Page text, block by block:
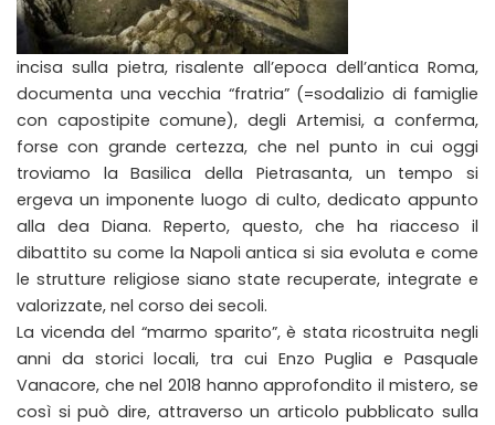
incisa sulla pietra, risalente all’epoca dell’antica Roma,
documenta una vecchia “fratria” (=sodalizio di famiglie
con capostipite comune), degli Artemisi, a conferma,
forse con grande certezza, che nel punto in cui oggi
troviamo la Basilica della Pietrasanta, un tempo si
ergeva un imponente luogo di culto, dedicato appunto
alla dea Diana. Reperto, questo, che ha riacceso il
dibattito su come la Napoli antica si sia evoluta e come
le strutture religiose siano state recuperate, integrate e
valorizzate, nel corso dei secoli.
La vicenda del “marmo sparito”, è stata ricostruita negli
anni da storici locali, tra cui Enzo Puglia e Pasquale
Vanacore, che nel 2018 hanno approfondito il mistero, se
così si può dire, attraverso un articolo pubblicato sulla